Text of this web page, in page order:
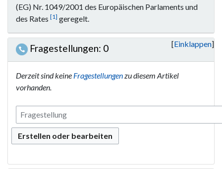
(EG) Nr. 1049/2001 des Europäischen Parlaments und
des Rates [1] geregelt.
Einklappen
Fragestellungen: 0
Derzeit sind keine Fragestellungen zu diesem Artikel
vorhanden.
Erstellen oder bearbeiten